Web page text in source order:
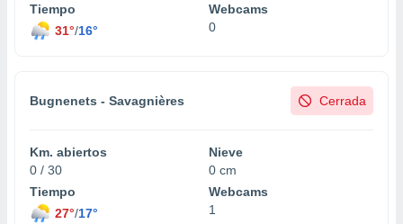
Tiempo
31°/16°
Webcams
0
Bugnenets - Savagnières Cerrada
Km. abiertos
0 / 30
Nieve
0 cm
Tiempo
27°/17°
Webcams
1